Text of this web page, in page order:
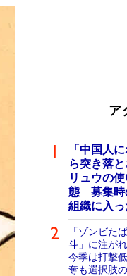
ア
「中国人
ら突き落
リュウの
態 募集時
組織に入
「ゾンビた
斗」に注が
今季は打撃
奪も選択肢